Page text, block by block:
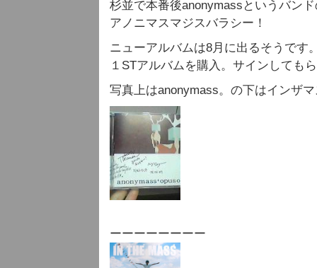
杉並で本番後anonymassというバン
アノニマスマジスバラシー！
ニューアルバムは8月に出るそうです
１STアルバムを購入。サインしても
写真上はanonymass。の下はインザ
ーーーーーーーー